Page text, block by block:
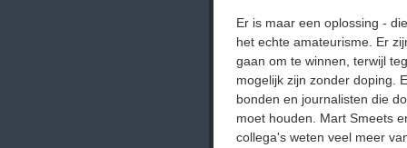
Er is maar een oplossing -
het echte amateurisme. Er
gaan om te winnen, terwijl
mogelijk zijn zonder doping.
bonden en journalisten die
moet houden. Mart Smeets
collega's weten veel meer